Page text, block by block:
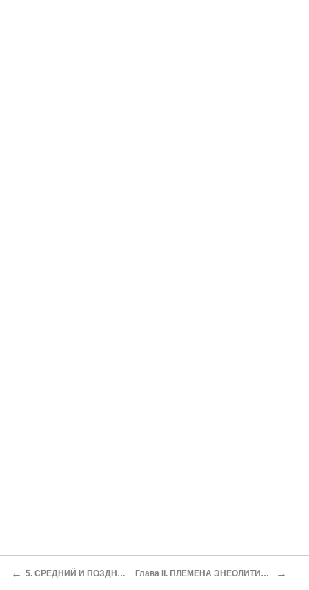
← 5. СРЕДНИЙ И ПОЗДНИЙ ПЕРИОДЫ НЕОЛИТА Глава II. ПЛЕМЕНА ЭНЕОЛИТИЧЕСКОЙ ЭПОХИ (МЕДНЫЙ ВЕК) →